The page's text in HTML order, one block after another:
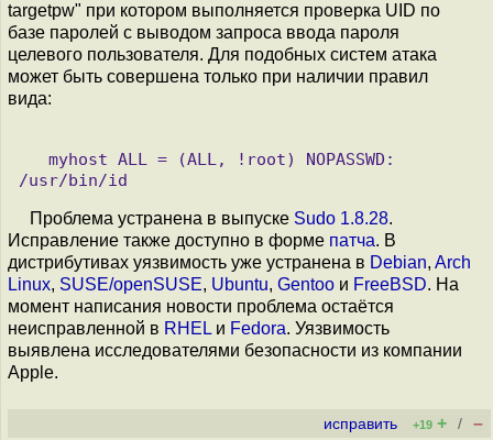
targetpw" при котором выполняется проверка UID по
базе паролей с выводом запроса ввода пароля
целевого пользователя. Для подобных систем атака
может быть совершена только при наличии правил
вида:
Проблема устранена в выпуске Sudo 1.8.28.
Исправление также доступно в форме патча. В
дистрибутивах уязвимость уже устранена в Debian, Arch
Linux, SUSE/openSUSE, Ubuntu, Gentoo и FreeBSD. На
момент написания новости проблема остаётся
неисправленной в RHEL и Fedora. Уязвимость
выявлена исследователями безопасности из компании
Apple.
исправить +19 + / –